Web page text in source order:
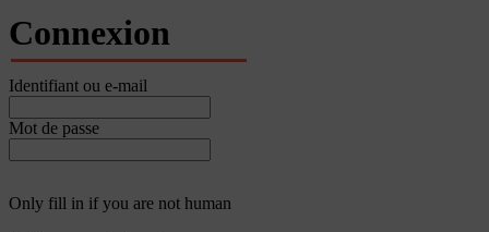
Connexion
Identifiant ou e-mail
Mot de passe
Only fill in if you are not human